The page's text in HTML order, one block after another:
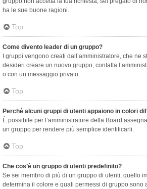
ha le sue buone ragioni.
Top
Come divento leader di un gruppo?
I gruppi vengono creati dall’amministratore, che ne
desideri creare un nuovo gruppo, contatta
o con un messaggio privato.
Top
Perché alcuni gruppi di utenti appaiono in colori
È possibile per l’amministratore della Board
un gruppo per rendere più semplice identificarli.
Top
Che cos’è un gruppo di utenti predefinito?
Se sei membro di più di un gruppo di utenti, quello
determina il colore e quali permessi di gruppo sono